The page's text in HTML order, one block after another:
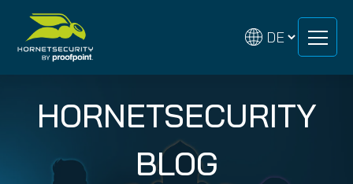
Inhalt
springen
Inhalt
springen
HORNETSECURITY
BLOG